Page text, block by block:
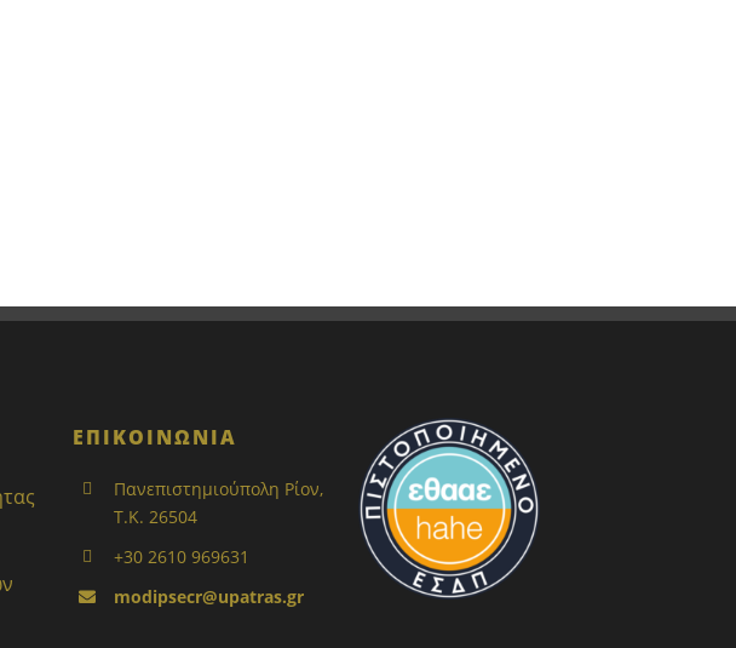
ΕΠΙΚΟΙΝΩΝΙΑ
Πανεπιστημιούπολη Ρίον,
Τ.Κ. 26504
+30 2610 969631
modipsecr@upatras.gr